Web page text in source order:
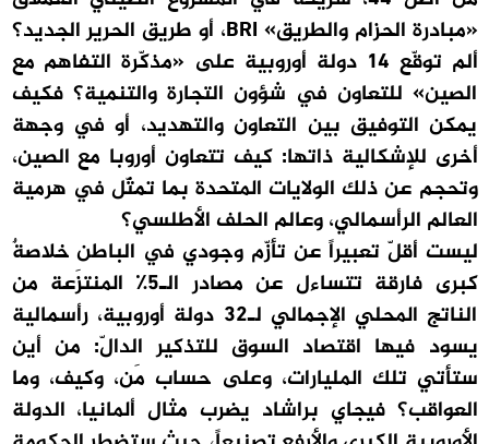
«مبادرة الحزام والطريق» BRI، أو طريق الحرير الجديد؟
ألم توقّع 14 دولة أوروبية على «مذكّرة التفاهم مع
الصين» للتعاون في شؤون التجارة والتنمية؟ فكيف
يمكن التوفيق بين التعاون والتهديد، أو في وجهة
أخرى للإشكالية ذاتها: كيف تتعاون أوروبا مع الصين،
وتحجم عن ذلك الولايات المتحدة بما تمثّل في هرمية
العالم الرأسمالي، وعالم الحلف الأطلسي؟
ليست أقلّ تعبيراً عن تأزّم وجودي في الباطن خلاصةٌ
كبرى فارقة تتساءل عن مصادر الـ5٪ المنتزَعة من
الناتج المحلي الإجمالي لـ32 دولة أوروبية، رأسمالية
يسود فيها اقتصاد السوق للتذكير الدالّ: من أين
ستأتي تلك المليارات، وعلى حساب مَن، وكيف، وما
العواقب؟ فيجاي براشاد يضرب مثال ألمانيا، الدولة